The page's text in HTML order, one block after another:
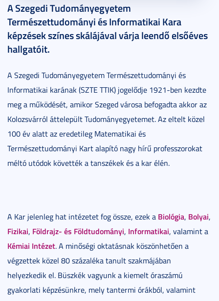
A Szegedi Tudományegyetem
Természettudományi és Informatikai Kara
képzések színes skálájával várja leendő elsőéves
hallgatóit.
A Szegedi Tudományegyetem Természettudományi és
Informatikai karának (SZTE TTIK) jogelődje 1921-ben kezdte
meg a működését, amikor Szeged városa befogadta akkor az
Kolozsvárról áttelepült Tudományegyetemet. Az eltelt közel
100 év alatt az eredetileg Matematikai és
Természettudományi Kart alapító nagy hírű professzorokat
méltó utódok követték a tanszékek és a kar élén.
A Kar jelenleg hat intézetet fog össze, ezek a Biológia, Bolyai,
Fizikai, Földrajz- és Földtudományi, Informatikai, valamint a
Kémiai Intézet. A minőségi oktatásnak köszönhetően a
végzettek közel 80 százaléka tanult szakmájában
helyezkedik el. Büszkék vagyunk a kiemelt óraszámú
gyakorlati képzésünkre, mely tantermi órákból, valamint